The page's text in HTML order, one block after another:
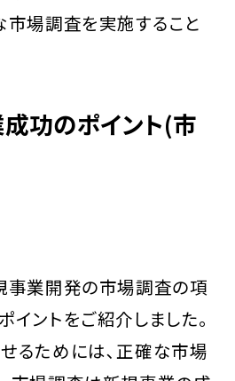
市場調査を実施すること
功のポイント(市
事業開発の市場調査の項
イントをご紹介しました｡
るためには､正確な市場